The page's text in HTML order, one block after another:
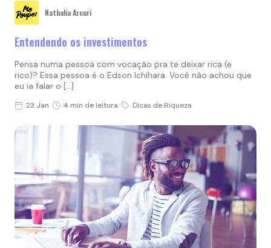
Nathalia Arcuri
Entendendo os investimentos
Pensa numa pessoa com vocação pra te deixar rica (e
rico)? Essa pessoa é o Edson Ichihara. Você não achou que
eu ia falar o […]
23 Jan 4 min de leitura Dicas de Riqueza